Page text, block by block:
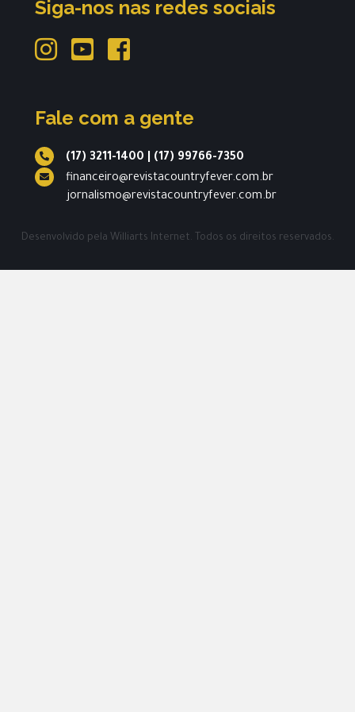
Siga-nos nas redes sociais
Fale com a gente
(17) 3211-1400
(17) 99766-7350
financeiro@revistacountryfever.com.br
jornalismo@revistacountryfever.com.br
Desenvolvido pela Williarts Internet. Todos os direitos reservados.